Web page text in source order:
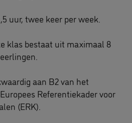
uur, twee keer per week.
klas bestaat uit maximaal 8
aan B2 van het
Referentiekader voor
(ERK).